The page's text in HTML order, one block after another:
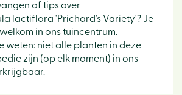
of tips over
lactiflora 'Prichard's Variety'? Je
in ons tuincentrum.
weten: niet alle planten in deze
zijn (op elk moment) in ons